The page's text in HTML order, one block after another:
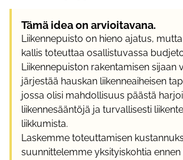
Tämä idea on arvioitavana.
Liikennepuisto on hieno ajatus,
kallis toteuttaa osallistuvassa
Liikennepuiston rakentamisen sijaan
järjestää hauskan liikenneaiheisen
jossa olisi mahdollisuus päästä
liikennesääntöjä ja turvallisesti
liikkumista.
Laskemme toteuttamisen
suunnittelemme yksityiskohtia